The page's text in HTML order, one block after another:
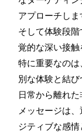
アプローチしま
そして体験段
覚的な深い接触
特に重要なの
別な体験と結び
日常から離れ
メッセージは
ジティブな感